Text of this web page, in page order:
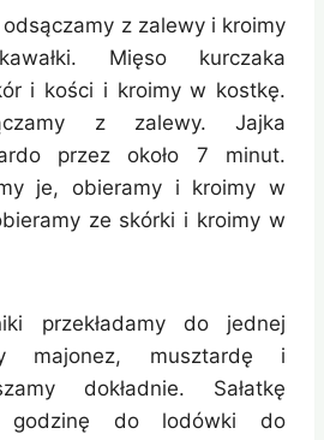
z zalewy i kroimy
Mięso kurczaka
i kości i kroimy w kostkę.
z zalewy. Jajka
przez około 7 minut.
je, obieramy i kroimy w
ze skórki i kroimy w
przekładamy do jednej
majonez, musztardę i
dokładnie. Sałatkę
godzinę do lodówki do